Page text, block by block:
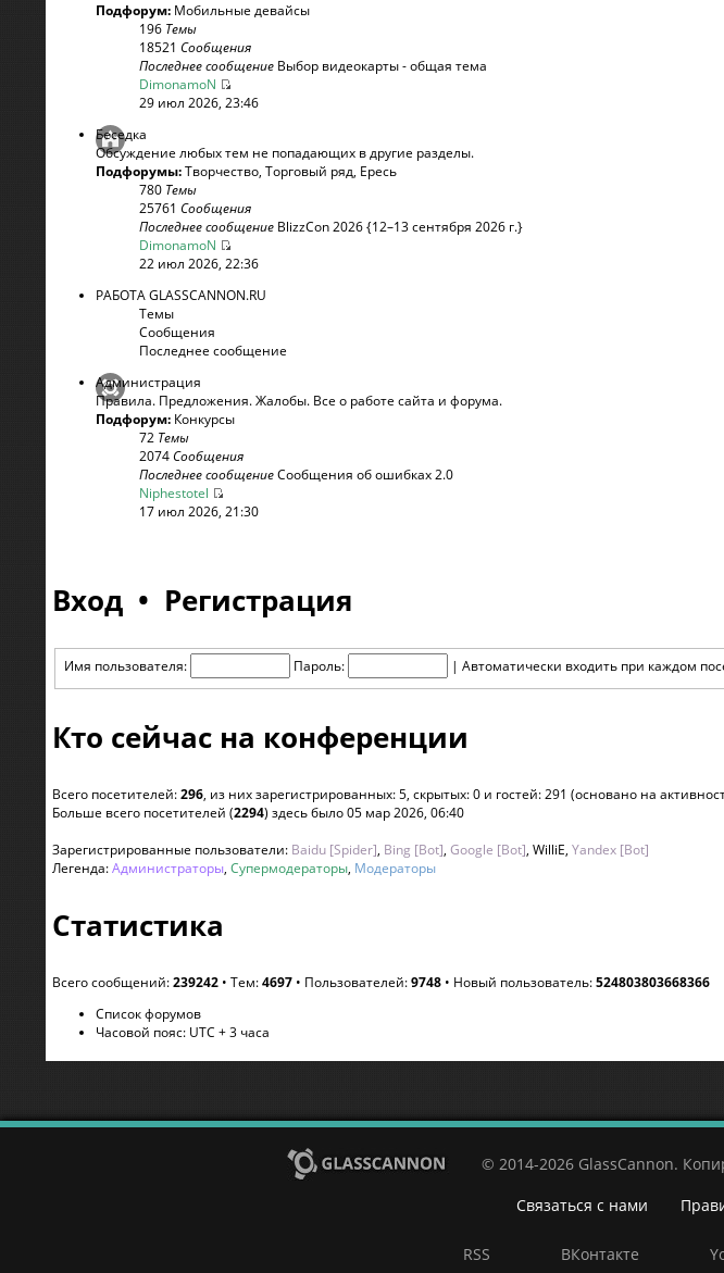
Подфорум: Мобильные девайсы
196 Темы
18521 Сообщения
Последнее сообщение Выбор видеокарты - общая тема
DimonamoN
29 июл 2026, 23:46
Беседка
Обсуждение любых тем не попадающих в другие разделы.
Подфорумы:Творчество, Торговый ряд, Ересь
780 Темы
25761 Сообщения
Последнее сообщение BlizzCon 2026 {12–13 сентября 2026 г.}
DimonamoN
22 июл 2026, 22:36
РАБОТА GLASSCANNON.RU
Темы
Сообщения
Последнее сообщение
Администрация
Правила. Предложения. Жалобы. Все о работе сайта и форума.
Подфорум: Конкурсы
72 Темы
2074Сообщения
Последнее сообщениеСообщения об ошибках 2.0
Niphestotel
17 июл 2026, 21:30
Вход • Регистрация
Имя пользователя: Пароль: | Автоматически входить при каждом
Кто сейчас на конференции
Всего посетителей:296, из них зарегистрированных: 5, скрытых: 0 и гостей: 291 (основано на
Больше всего посетителей (2294) здесь было 05 мар 2026, 06:40
Зарегистрированные пользователи: Baidu [Spider], Bing [Bot], Google [Bot], WilliE, Yandex [Bot]
Легенда:Администраторы, Супермодераторы, Модераторы
Статистика
Всего сообщений:239242 • Тем:4697 • Пользователей:9748 • Новый пользователь:524803803668366
Список форумов
Часовой пояс: UTC + 3 часа
© 2014-2026 GlassCannon.
Связаться с нами
RSS ВКонтакте